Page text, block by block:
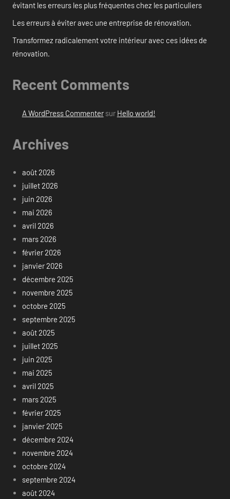
évitant les erreurs les plus fréquentes chez les particuliers
Les erreurs à éviter avec une entreprise de rénovation.
Transformez radicalement votre intérieur avec ces idées de
rénovation.
Recent Comments
A WordPress Commentersur Hello world!
Archives
août 2026
juillet 2026
juin 2026
mai 2026
avril 2026
mars 2026
février 2026
janvier 2026
décembre 2025
novembre 2025
octobre 2025
septembre 2025
août 2025
juillet 2025
juin 2025
mai 2025
avril 2025
mars 2025
février 2025
janvier 2025
décembre 2024
novembre 2024
octobre 2024
septembre 2024
août 2024